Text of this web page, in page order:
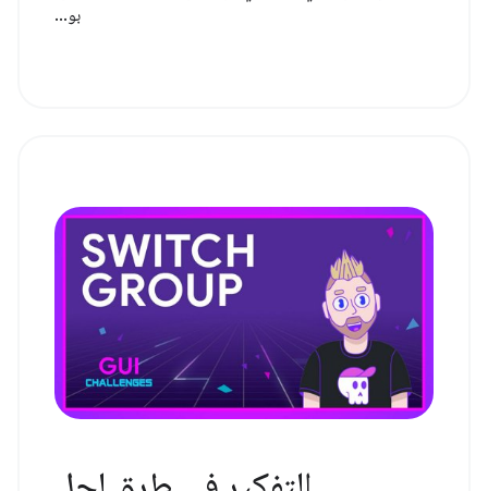
بو...